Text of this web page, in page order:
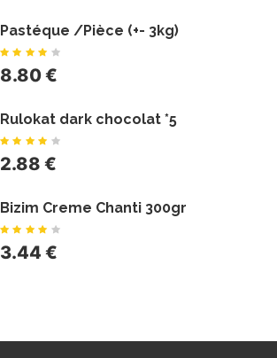
Pastéque /Pièce (+- 3kg)
8.80 €
Rulokat dark chocolat *5
2.88 €
Bizim Creme Chanti 300gr
3.44 €